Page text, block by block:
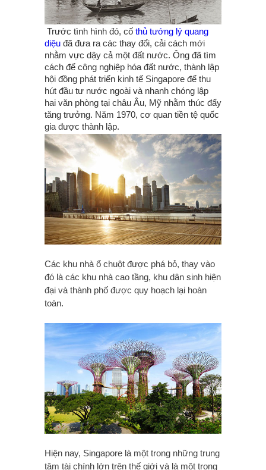
Trước tình hình đó, cố thủ tướng lý quang
diệu đã đưa ra các thay đổi, cải cách mới
nhằm vực dậy cả một đất nước. Ông đã tìm
cách để công nghiệp hóa đất nước, thành lập
hội đồng phát triển kinh tế Singapore để thu
hút đầu tư nước ngoài và nhanh chóng lập
hai văn phòng tại châu Âu, Mỹ nhằm thúc đẩy
tăng trưởng. Năm 1970, cơ quan tiền tệ quốc
gia được thành lập.
Các khu nhà ổ chuột được phá bỏ, thay vào
đó là các khu nhà cao tầng, khu dân sinh hiện
đại và thành phố được quy hoạch lại hoàn
toàn.
Hiện nay, Singapore là một trong những trung
tâm tài chính lớn trên thế giới và là một trong